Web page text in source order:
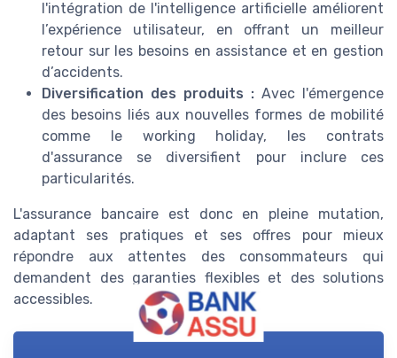
l'intégration de l'intelligence artificielle améliorent
l’expérience utilisateur, en offrant un meilleur
retour sur les besoins en assistance et en gestion
d’accidents.
Diversification des produits : Avec l'émergence
des besoins liés aux nouvelles formes de mobilité
comme le working holiday, les contrats
d'assurance se diversifient pour inclure ces
particularités.
L'assurance bancaire est donc en pleine mutation,
adaptant ses pratiques et ses offres pour mieux
répondre aux attentes des consommateurs qui
demandent des garanties flexibles et des solutions
accessibles.